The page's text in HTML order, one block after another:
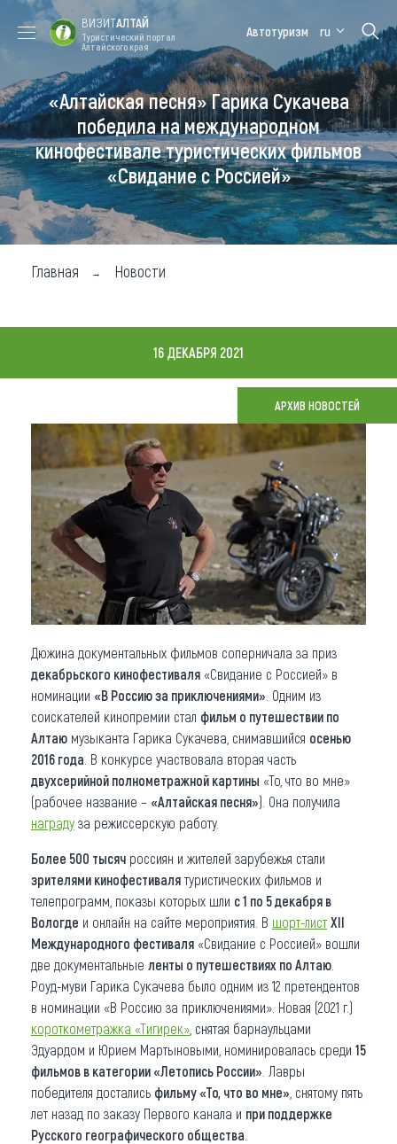
Форум VISIT
ALTAI
Цветение
маральника
Медицинский
форум
Алтайская
зимовка
Туры
Где побывать
Чем заняться
Где остановиться
Что привезти (сувениры)
О регионе
Коллекция впечатлений
Другие рубрики
ВИЗИТАЛТАЙ
Туристический портал
Алтайского края
Автотуризм ru
«Алтайская песня» Гарика Сукачева
победила на международном
кинофестивале туристических фильмов
«Свидание с Россией»
Главная Новости
16 ДЕКАБРЯ 2021
АРХИВ НОВОСТЕЙ
Дюжина документальных фильмов соперничала за приз
декабрьского кинофестиваля «Свидание с Россией» в
номинации «В Россию за приключениями» . Одним из
соискателей кинопремии стал фильм о путешествии по
Алтаю музыканта Гарика Сукачева, снимавшийся осенью
2016 года . В конкурсе участвовала вторая часть
двухсерийной полнометражной картины «То, что во мне»
(рабочее название – «Алтайская песня»). Она получила
награду за режиссерскую работу.
Более 500 тысяч россиян и жителей зарубежья стали
зрителями кинофестиваля туристических фильмов и
телепрограмм, показы которых шли с 1 по 5 декабря в
Вологде и онлайн на сайте мероприятия. В шорт-лист XII
Международного фестиваля «Свидание с Россией» вошли
две документальные ленты о путешествиях по Алтаю
Роуд-муви Гарика Сукачева было одним из 12 претендентов
в номинации «В Россию за приключениями». Новая (2021 г.)
короткометражка «Тигирек» , снятая барнаульцами
Эдуардом и Юрием Мартыновыми, номинировалась среди 15
фильмов в категории «Летопись России» . Лавры
победителя достались фильму «То, что во мне» , снятому пять
лет назад по заказу Первого канала и при поддержке
Русского географического общества